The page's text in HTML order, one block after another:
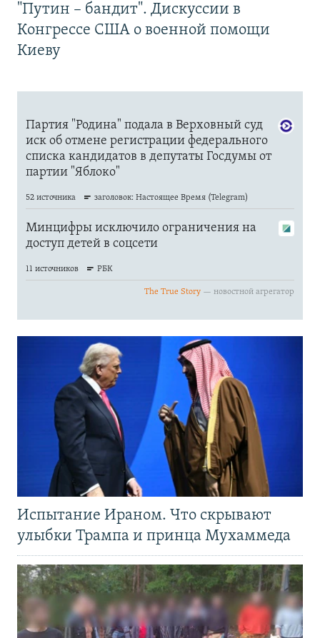
"Путин – бандит". Дискуссии в
Конгрессе США о военной помощи
Киеву
Испытание Ираном. Что скрывают
улыбки Трампа и принца Мухаммеда